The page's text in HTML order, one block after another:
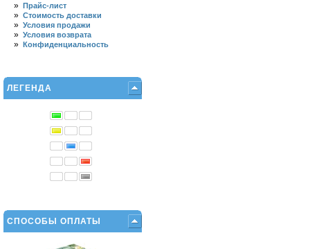
» Прайс-лист
» Стоимость доставки
» Условия продажи
» Условия возврата
» Конфиденциальность
ЛЕГЕНДА
СПОСОБЫ ОПЛАТЫ